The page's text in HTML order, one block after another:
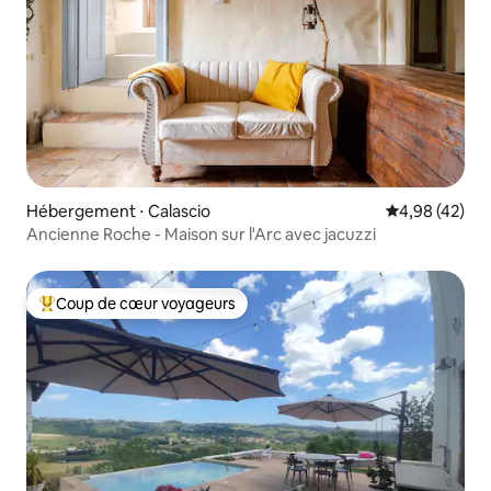
Hébergement ⋅ Calascio Évaluation
4,98 (42)
Ancienne Roche - Maison sur l'Arc avec jacuzzi
Coups de cœur voyageurs les plus appréciés
Coup de cœur voyageurs